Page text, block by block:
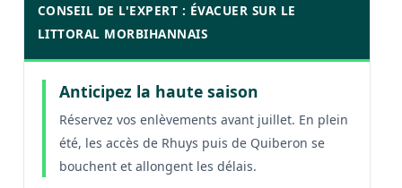
CONSEIL DE L'EXPERT : ÉVACUER SUR LE
LITTORAL MORBIHANNAIS
Anticipez la haute saison
Réservez vos enlèvements avant juillet. En plein
été, les accès de Rhuys puis de Quiberon se
bouchent et allongent les délais.